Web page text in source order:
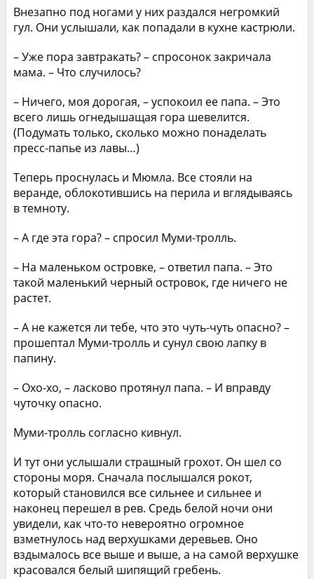
Внезапно под ногами у них раздался негромкий
гул. Они услышали, как попадали в кухне кастрюли.
– Уже пора завтракать? – спросонок закричала
мама. – Что случилось?
– Ничего, моя дорогая, – успокоил ее папа. – Это
всего лишь огнедышащая гора шевелится.
(Подумать только, сколько можно понаделать
пресс-папье из лавы…)
Теперь проснулась и Мюмла. Все стояли на
веранде, облокотившись на перила и вглядываясь
в темноту.
– А где эта гора? – спросил Муми-тролль.
– На маленьком островке, – ответил папа. – Это
такой маленький черный островок, где ничего не
растет.
– А не кажется ли тебе, что это чуть-чуть опасно? –
прошептал Муми-тролль и сунул свою лапку в
папину.
– Охо-хо, – ласково протянул папа. – И вправду
чуточку опасно.
Муми-тролль согласно кивнул.
И тут они услышали страшный грохот. Он шел со
стороны моря. Сначала послышался рокот,
который становился все сильнее и сильнее и
наконец перешел в рев. Средь белой ночи они
увидели, как что-то невероятно огромное
взметнулось над верхушками деревьев. Оно
вздымалось все выше и выше, а на самой верхушке
красовался белый шипящий гребень.